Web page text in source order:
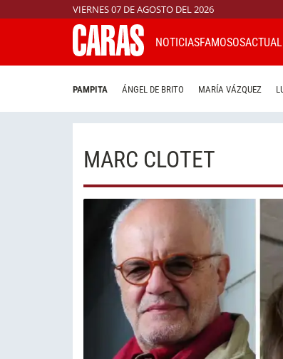
VIERNES 07 DE AGOSTO DEL 2026
NOTICIASFAMOSOS
PAMPITA ÁNGEL DE BRITO MARÍA VÁZQUEZ
MARC CLOTET